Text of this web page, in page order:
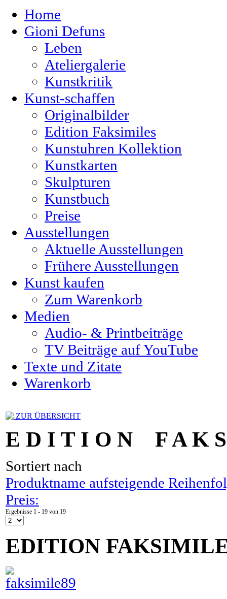
Home
Gioni Defuns
Leben
Ateliergalerie
Kunstkritik
Kunst-schaffen
Originalbilder
Edition Faksimiles
Kunstuhren Kollektion
Kunstkarten
Skulpturen
Kunstbuch
Preise
Ausstellungen
Aktuelle Ausstellungen
Frühere Ausstellungen
Kunst kaufen
Zum Warenkorb
Medien
Audio- & Printbeiträge
TV Beiträge auf YouTube
Texte und Zitate
Warenkorb
ZUR ÜBERSICHT
E D I T I O N F A K
Sortiert nach
Produktname aufsteigende
Preis:
Ergebnisse 1 - 19 von 19
EDITION